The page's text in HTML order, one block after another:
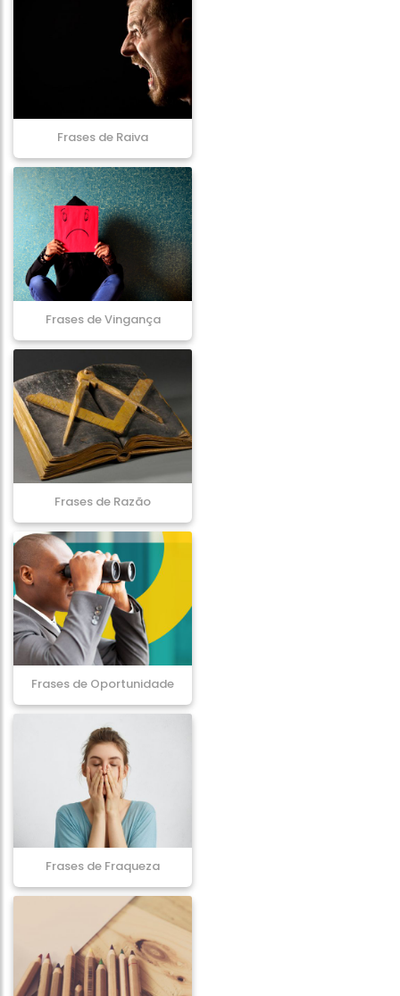
Frases de Raiva
Frases de Vingança
Frases de Razão
Frases de Oportunidade
Frases de Fraqueza